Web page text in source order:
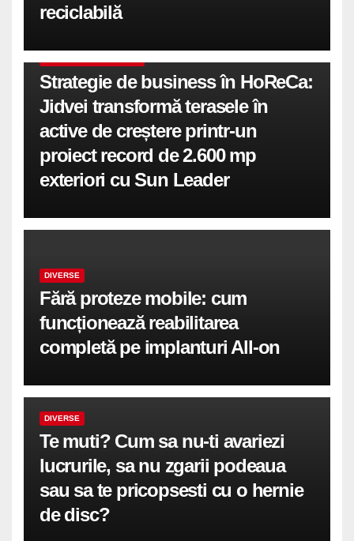
reciclabilă
Strategie de business în HoReCa:
Jidvei transformă terasele în
active de creștere printr-un
proiect record de 2.600 mp
exteriori cu Sun Leader
DIVERSE
Fără proteze mobile: cum
funcționează reabilitarea
completă pe implanturi All-on
DIVERSE
Te muti? Cum sa nu-ti avariezi
lucrurile, sa nu zgarii podeaua
sau sa te pricopsesti cu o hernie
de disc?